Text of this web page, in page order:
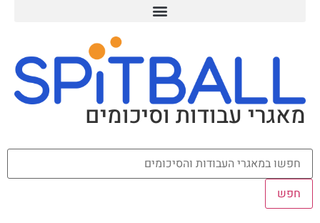
מאגרי עבודות וסיכומים